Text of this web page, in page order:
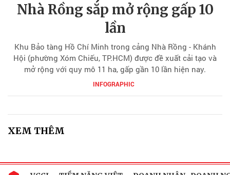
Nhà Rồng sắp mở rộng gấp 10
lần
Khu Bảo tàng Hồ Chí Minh trong cảng Nhà Rồng - Khánh
Hội (phường Xóm Chiếu, TP.HCM) được đề xuất cải tạo và
mở rộng với quy mô 11 ha, gấp gần 10 lần hiện nay.
INFOGRAPHIC
XEM THÊM